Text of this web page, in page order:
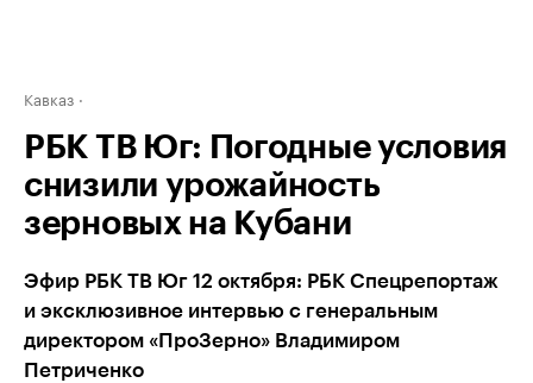
Кавказ
РБК ТВ Юг: Погодные условия
снизили урожайность
зерновых на Кубани
Эфир РБК ТВ Юг 12 октября: РБК Спецрепортаж
и эксклюзивное интервью с генеральным
директором «ПроЗерно» Владимиром
Петриченко